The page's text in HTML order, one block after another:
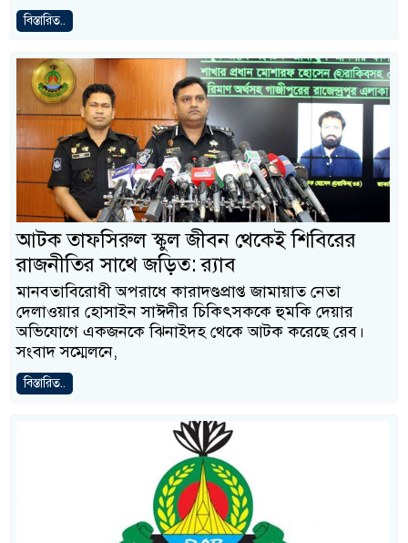
বিস্তারিত..
আটক তাফসিরুল স্কুল জীবন থেকেই শিবিরের
রাজনীতির সাথে জড়িত: র‍্যাব
মানবতাবিরোধী অপরাধে কারাদণ্ডপ্রাপ্ত জামায়াত নেতা
দেলাওয়ার হোসাইন সাঈদীর চিকিৎসককে হুমকি দেয়ার
অভিযোগে একজনকে ঝিনাইদহ থেকে আটক করেছে রেব।
সংবাদ সম্মেলনে,
বিস্তারিত..